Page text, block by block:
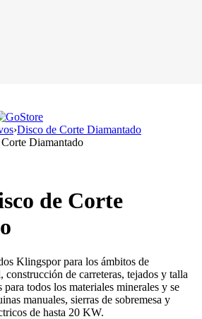
›Disco de Corte Diamantado
Diamantado
de Corte
Klingspor para los ámbitos de
de carreteras, tejados y talla
todos los materiales minerales y se
manuales, sierras de sobremesa y
de hasta 20 KW.